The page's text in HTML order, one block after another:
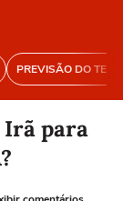
PREVISÃO DO
Irã para